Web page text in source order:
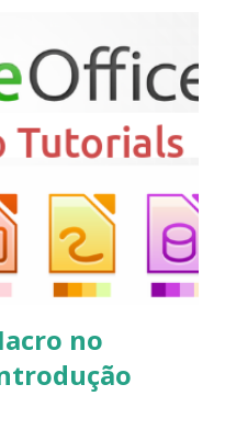
a seguir para
--install-suggests
apt-get remove
no